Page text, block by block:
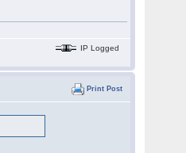
IP Logged
Print Post